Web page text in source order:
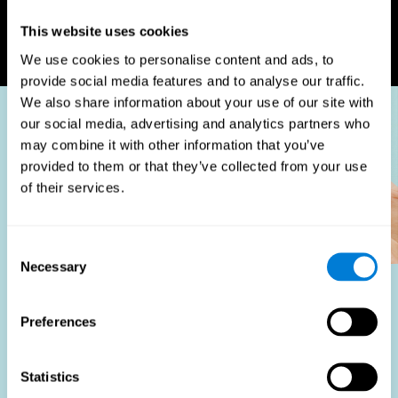
This website uses cookies
We use cookies to personalise content and ads, to
provide social media features and to analyse our traffic.
We also share information about your use of our site with
our social media, advertising and analytics partners who
may combine it with other information that you’ve
provided to them or that they’ve collected from your use
of their services.
Selection
Necessary
Preferences
Statistics
l'acquisition de talents de
À qui profite-t-il ?
rationaliser le processus d'embauche en fournissant des